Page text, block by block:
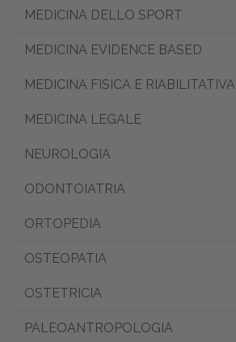
MEDICINA DELLO SPORT
MEDICINA EVIDENCE BASED
MEDICINA FISICA E RIABILITATIVA
MEDICINA LEGALE
NEUROLOGIA
ODONTOIATRIA
ORTOPEDIA
OSTEOPATIA
OSTETRICIA
PALEOANTROPOLOGIA